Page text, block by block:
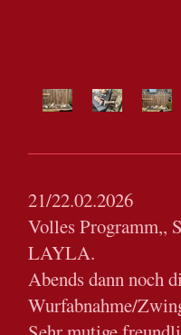
21/22.02.2026
Volles Programm,,
LAYLA.
Abends dann noch
Wurfabnahme/